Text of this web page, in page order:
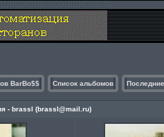
BarBo$$ Список альбомов
- brassl (brassl@mail.ru)